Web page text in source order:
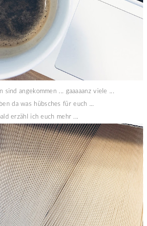
sind angekommen ... gaaaaanz viele ...
da was hübsches für euch ...
erzähl ich euch mehr ...